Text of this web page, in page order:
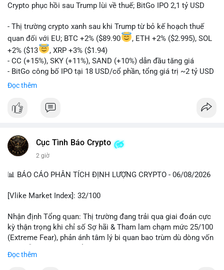
Crypto phục hồi sau Trump lùi về thuế; BitGo IPO 2,1 tỷ USD
- Thị trường crypto xanh sau khi Trump từ bỏ kế hoạch thuế
quan đối với EU; BTC +2% ($89.90
, ETH +2% ($2.995), SOL
+2% ($13
, XRP +3% ($1.94)
- CC (+15%), SKY (+11%), SAND (+10%) dẫn đầu tăng giá
- BitGo công bố IPO tại 18 USD/cổ phần, tổng giá trị ~2 tỷ USD
- Vitalik Buterin đề xuất DVT staking bản địa để tăng cường
bảo mật và phi tập trung Ethereum
- Hong Kong phát hành giấy phép stablecoin mới với yêu cầu
tuân thủ nghiêm ngặt
- Trump hy vọng ký vào luật cấu trúc thị trường crypto sớm
nonostante sự bất đồng trong Quốc hội
- Saga’s EVM blockchain ngừng hoạt động sau cuộc tấn công
- Steak ’n Shake cho phép nhân viên nhận lương một phần dưới
#binancesquare #cryptonews
#steaknshake
$btc $eth $sol $xrp $cc#cc$sky#sky$sand#sand
#vlikevn
Đọc thêm
Cục Tình Báo Crypto
2 giờ
📊 BÁO CÁO PHÂN TÍCH ĐỊNH LƯỢNG CRYPTO - 06/08/2026
[Vlike Market Index]: 32/100
Nhận định Tổng quan: Thị trường đang trải qua giai đoán cực
kỳ thận trọng khi chỉ số Sợ hãi & Tham lam chạm mức 25/100
(Extreme Fear), phản ánh tâm lý bi quan bao trùm dù dòng vốn
Đọc thêm